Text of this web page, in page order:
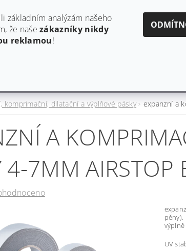
606624953 obchod@estaf.cz
komprimační, dilatační a výplňové pásky expanzní a
A
4-7MM AIRSTOP
UV
základním analýzám našeho
že našezákazníky nikdy
reklamou!